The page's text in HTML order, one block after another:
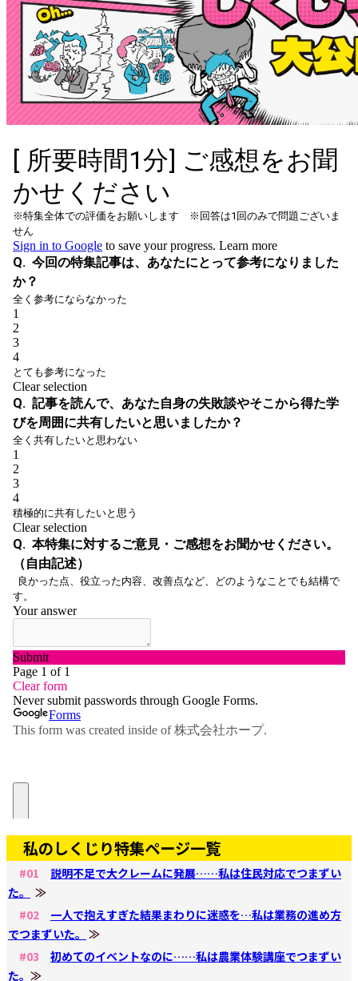
私のしくじり特集ページ一覧
#01
説明不足で大クレームに発展……私は住民対応でつまずい
た。
≫
#02
一人で抱えすぎた結果まわりに迷惑を…私は業務の進め方
でつまずいた。 ≫
#03
初めてのイベントなのに……私は農業体験講座でつまずい
た。 ≫